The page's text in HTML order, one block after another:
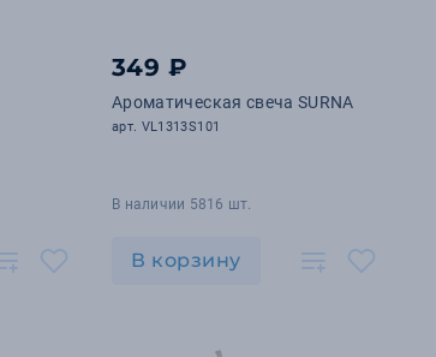
349 ₽
Ароматическая свеча SURNA
арт. VL1313S101
В наличии 5816 шт.
В корзину